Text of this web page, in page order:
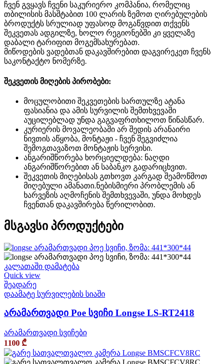
ჩვენ გვყავს ჩვენი საკურიერო კომპანია, რომელიც
თბილისის მასშტაბით 100 ლარის ზემოთ ღირებულების
ბროდუქტს სრულიად უფასოდ მოგაწვდით თქვენს
შეკვეთას ადგილზე, ხოლო რეგიონებში კი ყველაზე
დაბალი ტარიფით მოგემსახურებათ.
მიწოდების ვადებთან დაკავშირებით დაგვირეკეთ ჩვენს
საკონტაქტო ნომერზე.
შეკვეთის მიღების პირობები:
მოცულობითი შეკვეთების სართულზე ატანა
ფასიანია და ამის სურვილის შემთხვევაში
აუცილებლად უნდა გაგვაფრთხილოთ წინასწარ.
კურიერის მოვალეობაში არ შედის არანაირი
ნივთის აწყობა, მონტაჟი - ჩვენ შეგვიძლია
შემოგთავაზოთ მონტაჟის სერვისი.
ანგარიშწორება ხორციელდება: ნაღდი
ანგარიშწორებით ან საბანკო გადარიცხვით.
შეკვეთის მიღებისას გთხოვთ კარგად შეამოწმოთ
მიღებული ამანათი.ნებისმიერი პრობლემის ან
ხარვეზის აღმოჩენის შემთხვევაში, უნდა მოხდეს
ჩვენთან დაკავშირება წერილობით.
მსგავსი პროდუქტები
კალათაში დამატება
Quick view
შეადარე
დაამატე სურვილების სიაში
არამართვადი Poe სვიჩი Longse LS-RT2418
არამართვადი სვიჩები
1100 ₾